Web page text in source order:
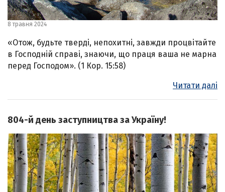
8 травня 2024
«Отож, будьте тверді, непохитні, завжди процвітайте
в Господній справі, знаючи, що праця ваша не марна
перед Господом». (1 Кор. 15:58)
Читати далі
804-й день заступництва за Україну!